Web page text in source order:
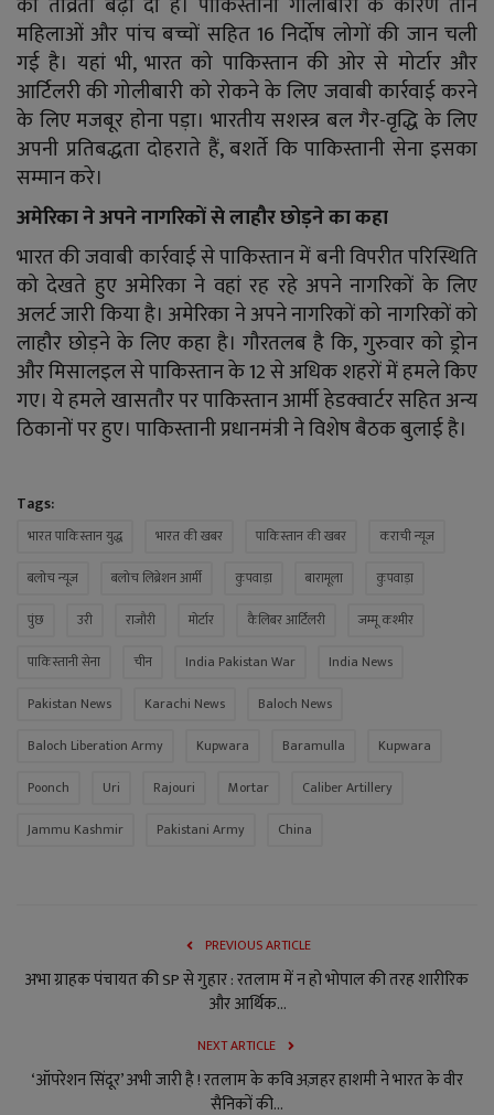
महिलाओं और पांच बच्चों सहित 16 निर्दोष लोगों की जान चली
गई है। यहां भी, भारत को पाकिस्तान की ओर से मोर्टार और
आर्टिलरी की गोलीबारी को रोकने के लिए जवाबी कार्रवाई करने
के लिए मजबूर होना पड़ा। भारतीय सशस्त्र बल गैर-वृद्धि के लिए
अपनी प्रतिबद्धता दोहराते हैं, बशर्ते कि पाकिस्तानी सेना इसका
सम्मान करे।
अमेरिका ने अपने नागरिकों से लाहौर छोड़ने का कहा
भारत की जवाबी कार्रवाई से पाकिस्तान में बनी विपरीत परिस्थिति
को देखते हुए अमेरिका ने वहां रह रहे अपने नागरिकों के लिए
अलर्ट जारी किया है। अमेरिका ने अपने नागरिकों को नागरिकों को
लाहौर छोड़ने के लिए कहा है। गौरतलब है कि, गुरुवार को ड्रोन
और मिसालइल से पाकिस्तान के 12 से अधिक शहरों में हमले किए
गए। ये हमले खासतौर पर पाकिस्तान आर्मी हेडक्वार्टर सहित अन्य
ठिकानों पर हुए। पाकिस्तानी प्रधानमंत्री ने विशेष बैठक बुलाई है।
Tags:
भारत पाकिस्तान युद्ध भारत की खबर पाकिस्तान की खबर
कराची न्यूज
बलोच न्यूज
बलोच लिब्रेशन आर्मी कुपवाड़ा बारामूला
कुपवाड़ा
पुंछ
उरी राजौरी मोर्टार कैलिबर आर्टिलरी
जम्मू कश्मीर
पाकिस्तानी सेना
चीन India Pakistan War
India News
Pakistan News
Karachi News
Baloch News
Baloch Liberation Army
Kupwara Baramulla
Kupwara
Poonch
Uri Rajouri Mortar
Caliber Artillery
Jammu Kashmir
Pakistani Army China
PREVIOUS ARTICLE
अभा ग्राहक पंचायत की SP से गुहार : रतलाम में न हो भोपाल की तरह शारीरिक
और आर्थिक...
NEXT ARTICLE
‘ऑपरेशन सिंदूर’ अभी जारी है ! रतलाम के कवि अज़हर हाशमी ने भारत के वीर
सैनिकों की...